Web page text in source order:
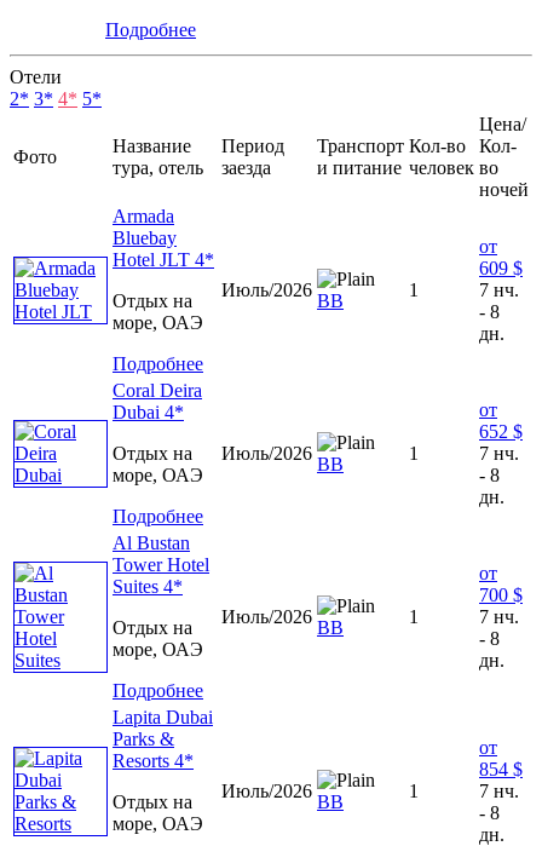
Подробнее
Отели
2* 3* 4* 5*
Фото
Название
тура, отель
Период
заезда
Транспорт
и питание
Кол-во
человек
Цена/
Кол-
во
ночей
Armada
Bluebay
Hotel JLT 4*
Отдых на
море, ОАЭ
Подробнее
Июль/2026
ВВ
1
от
609 $
7 нч.
- 8
дн.
Coral Deira
Dubai 4*
Отдых на
море, ОАЭ
Подробнее
Июль/2026
ВВ
1
от
652 $
7 нч.
- 8
дн.
Al Bustan
Tower Hotel
Suites 4*
Отдых на
море, ОАЭ
Подробнее
Июль/2026
BB
1
от
700 $
7 нч.
- 8
дн.
Lapita Dubai
Parks &
Resorts 4*
Отдых на
море, ОАЭ
Июль/2026
ВВ
1
от
854 $
7 нч.
- 8
дн.